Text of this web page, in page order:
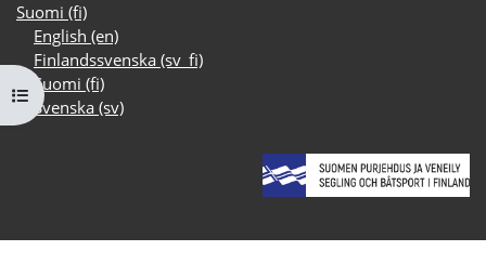
Avaa kurssisisältö
Suomi ‎(fi)‎
English ‎(en)‎
Finlandssvenska ‎(sv_fi)‎
Suomi ‎(fi)‎
Svenska ‎(sv)‎